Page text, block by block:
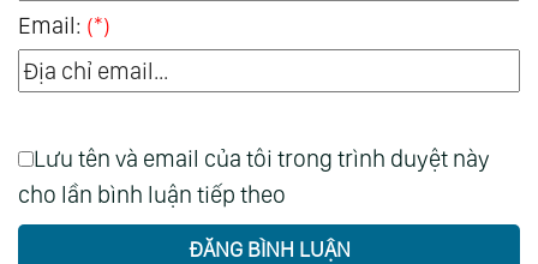
Email: (*)
Lưu tên và email của tôi trong trình duyệt này
cho lần bình luận tiếp theo
ĐĂNG BÌNH LUẬN